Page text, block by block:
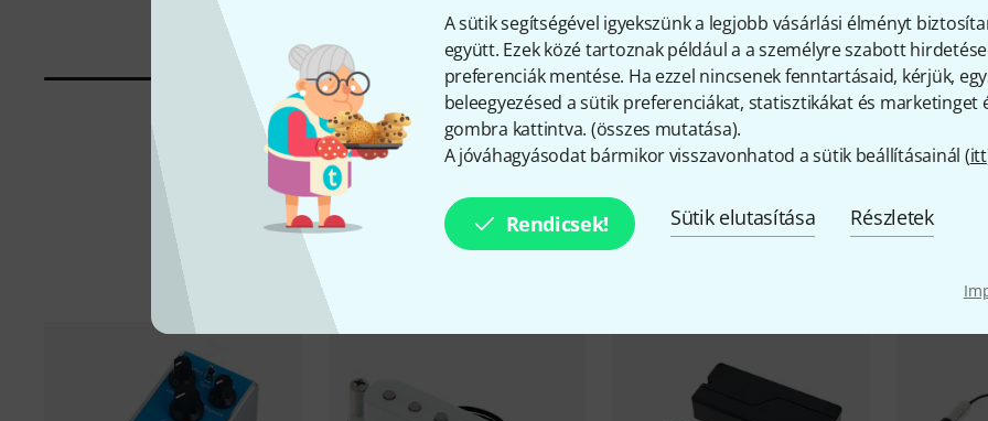
A sütik segítségével igyekszünk a legjobb vásárlási élményt
együtt. Ezek közé tartoznak például a a személyre szabott
preferenciák mentése. Ha ezzel nincsenek fenntartásaid, kérjük,
beleegyezésed a sütik preferenciákat, statisztikákat és marketinget
gombra kattintva. (összes mutatása).
A jóváhagyásodat bármikor visszavonhatod a sütik beállításainál (itt
Rendicsek! Sütik elutasítása Részletek
Fishman akciói